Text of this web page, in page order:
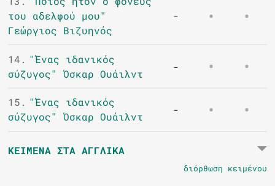
του αδελφού μου"
Γεώργιος Βιζυηνός
-
14. "Ένας ιδανικός
σύζυγος" Όσκαρ Ουάιλντ
-
15. "Ένας ιδανικός
σύζυγος" Όσκαρ Ουάιλντ
-
ΚΕΊΜΕΝΑ ΣΤΑ ΑΓΓΛΙΚΆ
διόρθωση κειμένου